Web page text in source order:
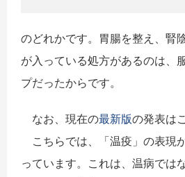
のどれかです。胃腸を整え、腎
が入っている処方があるのは、
プだったからです。
なお、現在の最新版の発表は
こちらでは、「温疫」の表現
っています。これは、温病では